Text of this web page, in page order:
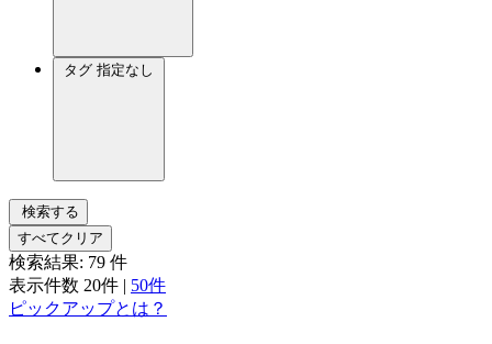
タグ 指定なし
検索する
すべてクリア
検索結果: 79 件
表示件数 20件 | 50件
ピックアップとは？